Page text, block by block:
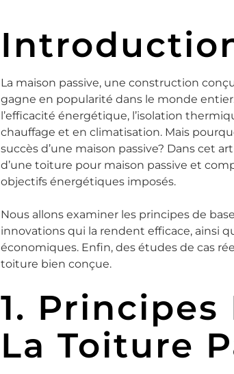
La maison passive, une construction
gagne en popularité dans le monde
l’efficacité énergétique, l’isolation
chauffage et en climatisation. Mais
succès d’une maison passive? Dans cet
d’une toiture pour maison passive et
objectifs énergétiques imposés.
Nous allons examiner les principes de
innovations qui la rendent efficace, ainsi
économiques. Enfin, des études de cas
toiture bien conçue.
1. Principes
La Toiture